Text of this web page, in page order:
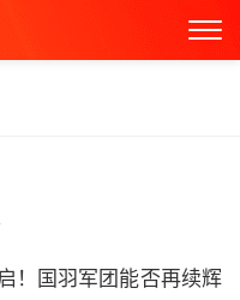
！国羽军团能否再续辉